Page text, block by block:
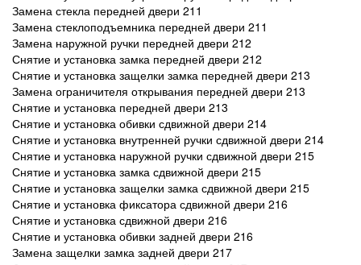
Замена стекла передней двери 211
Замена стеклоподъемника передней двери 211
Замена наружной ручки передней двери 212
Снятие и установка замка передней двери 212
Снятие и установка защелки замка передней двери 213
Замена ограничителя открывания передней двери 213
Снятие и установка передней двери 213
Снятие и установка обивки сдвижной двери 214
Снятие и установка внутренней ручки сдвижной двери 214
Снятие и установка наружной ручки сдвижной двери 215
Снятие и установка замка сдвижной двери 215
Снятие и установка защелки замка сдвижной двери 215
Снятие и установка фиксатора сдвижной двери 216
Снятие и установка сдвижной двери 216
Снятие и установка обивки задней двери 216
Замена защелки замка задней двери 217